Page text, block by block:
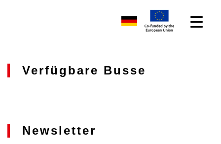
Verfügbare Busse
Newsletter